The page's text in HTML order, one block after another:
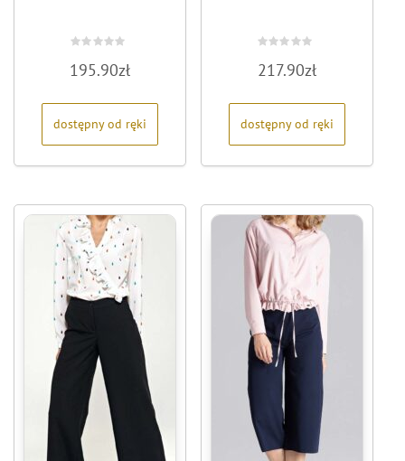
0
na
195.90zł
dostępny od ręki
0
na
217.90zł
dostępny od ręki